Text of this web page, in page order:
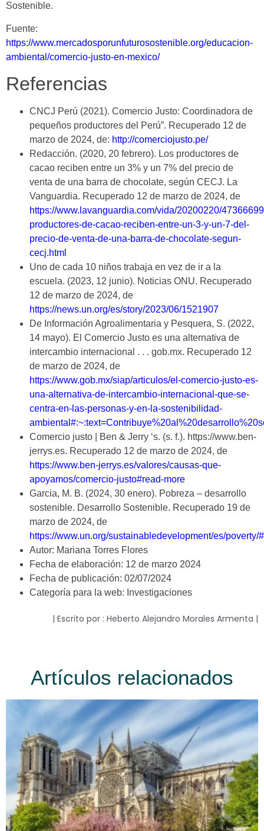
Sostenible.
Fuente:
https://www.mercadosporunfuturosostenible.org/educacion-
ambiental/comercio-justo-en-mexico/
Referencias
CNCJ Perú (2021). Comercio Justo: Coordinadora de
pequeños productores del Perú”. Recuperado 12 de
marzo de 2024, de: http://comerciojusto.pe/
Redacción. (2020, 20 febrero). Los productores de
cacao reciben entre un 3% y un 7% del precio de
venta de una barra de chocolate, según CECJ. La
Vanguardia. Recuperado 12 de marzo de 2024, de
https://www.lavanguardia.com/vida/20200220/
productores-de-cacao-reciben-entre-un-3-y-un-7-del-
precio-de-venta-de-una-barra-de-chocolate-segun-
cecj.html
Uno de cada 10 niños trabaja en vez de ir a la
escuela. (2023, 12 junio). Noticias ONU. Recuperado
12 de marzo de 2024, de
https://news.un.org/es/story/2023/06/1521907
De Información Agroalimentaria y Pesquera, S. (2022,
14 mayo). El Comercio Justo es una alternativa de
intercambio internacional . . . gob.mx. Recuperado 12
de marzo de 2024, de
https://www.gob.mx/siap/articulos/el-comercio-justo-es-
una-alternativa-de-intercambio-internacional-que-se-
centra-en-las-personas-y-en-la-sostenibilidad-
Comercio justo | Ben & Jerry ‘s. (s. f.). https://www.ben-
jerrys.es. Recuperado 12 de marzo de 2024, de
https://www.ben-jerrys.es/valores/causas-que-
apoyamos/comercio-justo#read-more
Garcia, M. B. (2024, 30 enero). Pobreza – desarrollo
sostenible. Desarrollo Sostenible. Recuperado 19 de
marzo de 2024, de
https://www.un.org/sustainabledevelopment/es/
Autor: Mariana Torres Flores
Fecha de elaboración: 12 de marzo 2024
Fecha de publicación: 02/07/2024
Categoría para la web: Investigaciones
| Escrito por : Heberto Alejandro Morales Armenta |
Artículos relacionados